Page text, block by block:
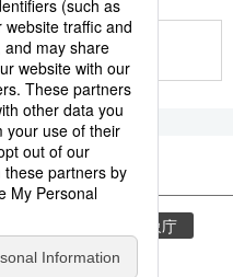
気象庁
本地震 観光